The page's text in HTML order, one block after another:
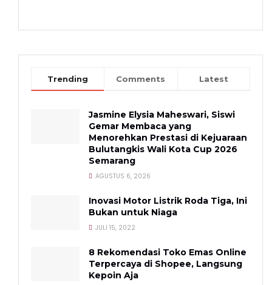
Trending Comments Latest
Jasmine Elysia Maheswari, Siswi
Gemar Membaca yang
Menorehkan Prestasi di Kejuaraan
Bulutangkis Wali Kota Cup 2026
Semarang
AGUSTUS 6, 2026
Inovasi Motor Listrik Roda Tiga, Ini
Bukan untuk Niaga
JULI 15, 2022
8 Rekomendasi Toko Emas Online
Terpercaya di Shopee, Langsung
Kepoin Aja